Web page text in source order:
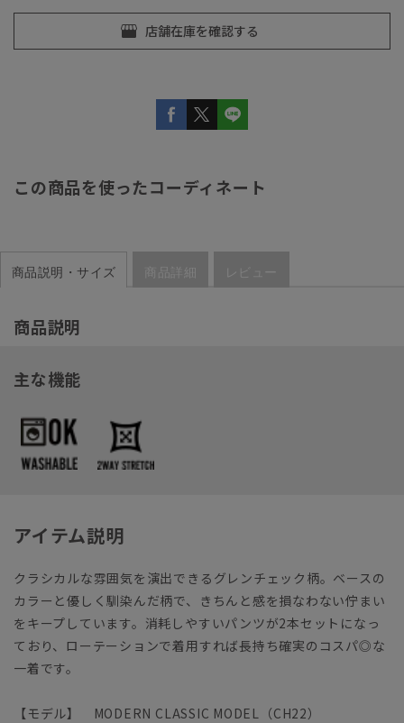
この商品を使ったコーディネート
商品説明・サイズ 商品詳細 レビュー
商品説明
主な機能
アイテム説明
クラシカルな雰囲気を演出できるグレンチェック柄。ベースの
カラーと優しく馴染んだ柄で、きちんと感を損なわない佇まい
をキープしています。消耗しやすいパンツが2本セットになっ
ており、ローテーションで着用すれば長持ち確実のコスパ◎な
一着です。
【モデル】 MODERN CLASSIC MODEL（CH22）